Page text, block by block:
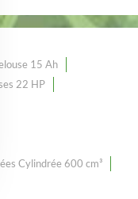
15 Ah
22 HP
Cylindrée 600 cm³